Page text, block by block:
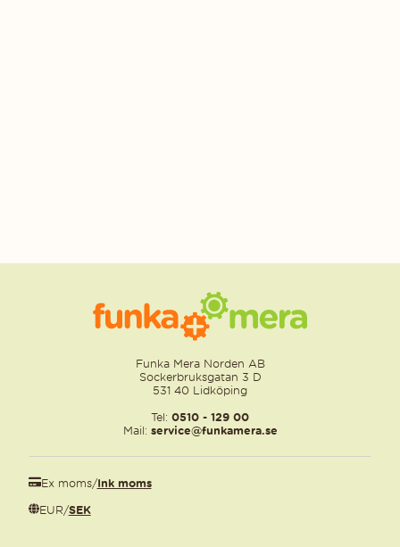
Funka Mera Norden AB
Sockerbruksgatan 3 D
531 40 Lidköping
Tel: 0510 - 129 00
Mail: service@funkamera.se
Ex moms/Ink moms
EUR/SEK